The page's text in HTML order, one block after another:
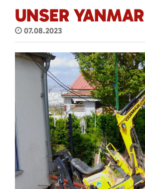
UNSER
07.08.2023